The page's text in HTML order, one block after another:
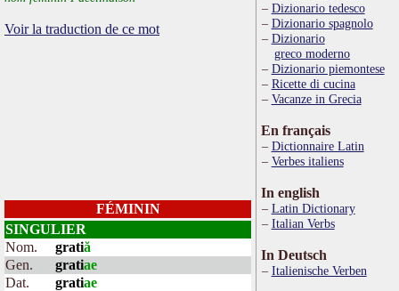
Voir la traduction de ce mot
FÉMININ
SINGULIER
Nom.
gratiă
Gen.
gratiae
Dat.
gratiae
Dizionario tedesco
Dizionario spagnolo
Dizionario
greco moderno
Dizionario piemontese
Ricette di cucina
Vacanze in Grecia
En français
Dictionnaire Latin
Verbes italiens
In english
Latin Dictionary
Italian Verbs
In Deutsch
Italienische Verben